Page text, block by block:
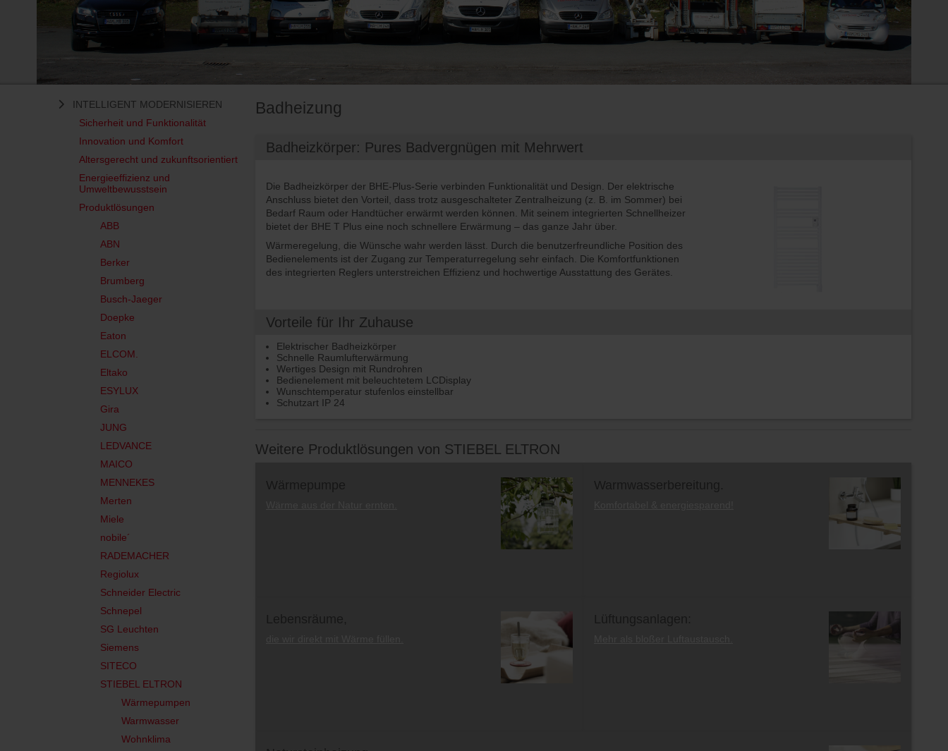
INTELLIGENT MODERNISIEREN
Sicherheit und Funktionalität
Innovation und Komfort
Altersgerecht und zukunftsorientiert
Energieeffizienz und
Umweltbewusstsein
Produktlösungen
ABB
ABN
Berker
Brumberg
Busch-Jaeger
Doepke
Eaton
ELCOM.
Eltako
ESYLUX
Gira
JUNG
LEDVANCE
MAICO
MENNEKES
Merten
Miele
nobile´
RADEMACHER
Regiolux
Schneider Electric
Schnepel
SG Leuchten
Siemens
SITECO
STIEBEL ELTRON
Wärmepumpen
Warmwasser
Wohnklima
Badheizung
Badheizkörper: Pures Badvergnügen mit Mehrwert
Die Badheizkörper der BHE-Plus-Serie verbinden Funktionalität und Design. Der elektrische
Anschluss bietet den Vorteil, dass trotz ausgeschalteter Zentralheizung (z. B. im Sommer) bei
Bedarf Raum oder Handtücher erwärmt werden können. Mit seinem integrierten Schnellheizer
bietet der BHE T Plus eine noch schnellere Erwärmung – das ganze Jahr über.
Wärmeregelung, die Wünsche wahr werden lässt. Durch die benutzerfreundliche Position des
Bedienelements ist der Zugang zur Temperaturregelung sehr einfach. Die Komfortfunktionen
des integrierten Reglers unterstreichen Effizienz und hochwertige Ausstattung des Gerätes.
Vorteile für Ihr Zuhause
Elektrischer Badheizkörper
Schnelle Raumlufterwärmung
Wertiges Design mit Rundrohren
Bedienelement mit beleuchtetem LCDisplay
Wunschtemperatur stufenlos einstellbar
Schutzart IP 24
Weitere Produktlösungen von STIEBEL ELTRON